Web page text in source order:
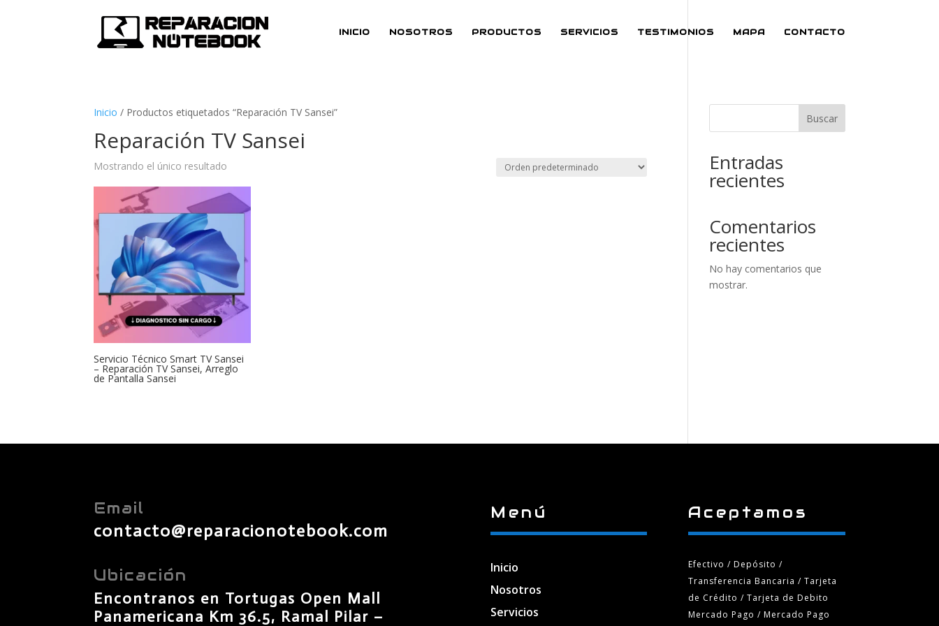
INICIO NOSOTROS PRODUCTOS SERVICIOS TESTIMONIOS MAPA CONTACTO
Inicio / Productos etiquetados “Reparación TV Sansei”
Reparación TV Sansei
Mostrando el único resultado
Servicio Técnico Smart TV Sansei
– Reparación TV Sansei, Arreglo
de Pantalla Sansei
Buscar
Entradas
recientes
Comentarios
recientes
No hay comentarios que
mostrar.
Email
contacto@reparacionotebook.com
Ubicación
Encontranos en Tortugas Open Mall
Panamericana Km 36.5, Ramal Pilar –
Menú
Inicio
Nosotros
Servicios
Aceptamos
Efectivo / Depósito /
Transferencia Bancaria/ Tarjeta
de Crédito / Tarjeta de Debito
Mercado Pago / Mercado Pago